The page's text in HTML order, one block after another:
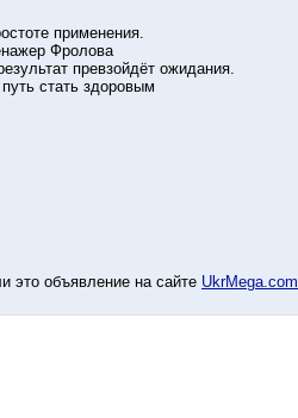
применения.
Фролова
превзойдёт ожидания.
стать здоровым
это объявление на сайте UkrMega.com